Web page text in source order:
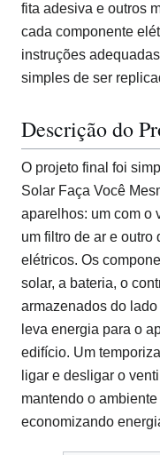
fita adesiva e outros
cada componente
instruções
simples de ser
Descrição do
O projeto final foi
Solar Faça Você
aparelhos: um com o
um filtro de ar e
elétricos. Os
solar, a bateria, o
armazenados do
leva energia para o
edifício. Um
ligar e desligar o
mantendo o
economizando